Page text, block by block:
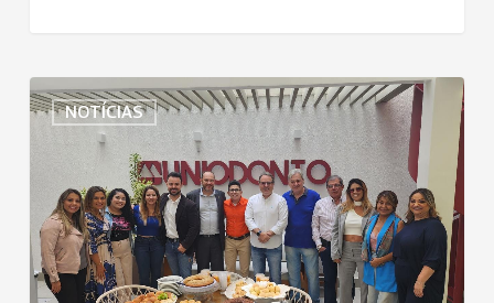
NOTÍCIAS
Uniodonto
Minas
recebe
imprensa
apresenta
a
nova